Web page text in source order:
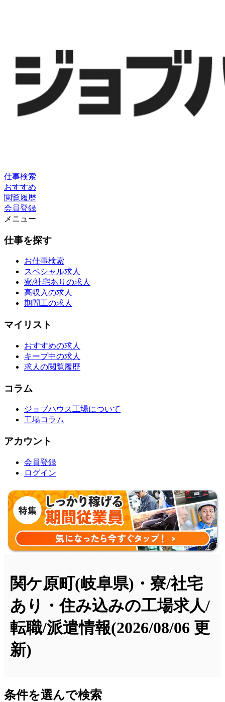
仕事検索
おすすめ
閲覧履歴
会員登録
メニュー
仕事を探す
お仕事検索
スペシャル求人
寮/社宅ありの求人
高収入の求人
期間工の求人
マイリスト
おすすめの求人
キープ中の求人
求人の閲覧履歴
コラム
ジョブハウス工場について
工場コラム
アカウント
会員登録
ログイン
関ケ原町(岐阜県)・寮/社宅
あり・住み込みの工場求人/
転職/派遣情報(2026/08/06 更
新)
条件を選んで検索